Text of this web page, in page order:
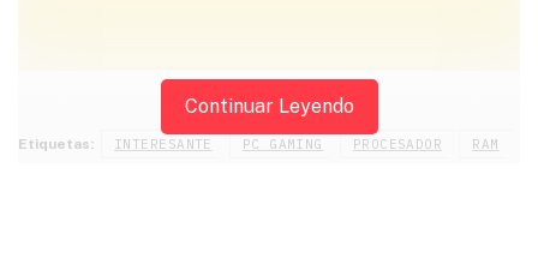
Continuar Leyendo
Etiquetas: INTERESANTE PC GAMING PROCESADOR RAM